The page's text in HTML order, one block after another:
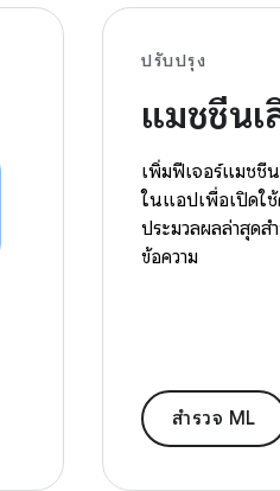
ปรับปรุง
แมชชีนเ
เพิ่มฟีเจอร์แมชชี
ในแอปเพื่อเปิดใช้
ประมวลผลล่าสุดส
ข้อความ
สำรวจ ML